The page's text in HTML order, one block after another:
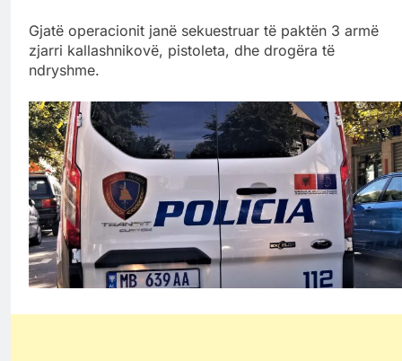
Gjatë operacionit janë sekuestruar të paktën 3 armë
zjarri kallashnikovë, pistoleta, dhe drogëra të
ndryshme.